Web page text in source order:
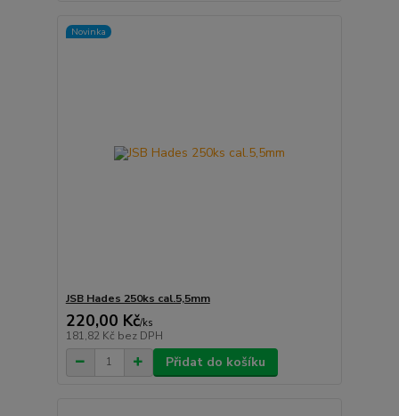
Novinka
JSB Hades 250ks cal.5,5mm
220,00 Kč/ks
181,82 Kč bez DPH
Přidat do košíku